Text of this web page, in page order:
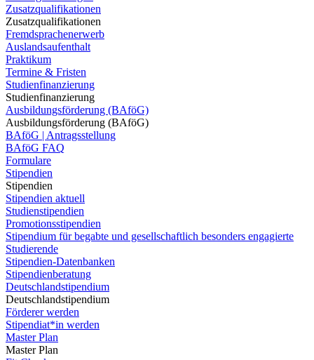
Zusatzqualifikationen
Zusatzqualifikationen
Fremdsprachenerwerb
Auslandsaufenthalt
Praktikum
Termine & Fristen
Studienfinanzierung
Studienfinanzierung
Ausbildungsförderung (BAföG)
Ausbildungsförderung (BAföG)
BAföG | Antragsstellung
BAföG FAQ
Formulare
Stipendien
Stipendien
Stipendien aktuell
Studienstipendien
Promotionsstipendien
Stipendium für begabte und gesellschaftlich besonders engagierte
Studierende
Stipendien-Datenbanken
Stipendienberatung
Deutschlandstipendium
Deutschlandstipendium
Förderer werden
Stipendiat*in werden
Master Plan
Master Plan